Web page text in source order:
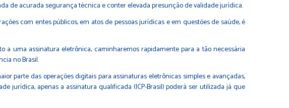
de acurada segurança técnica e conter elevada presunção de validade jurídica.
com entes públicos, em atos de pessoas jurídicas e em questões de saúde, é
uma assinatura eletrônica, caminharemos rapidamente para a tão necessária
no Brasil.
parte das operações digitais para assinaturas eletrônicas simples e avançadas,
jurídica, apenas a assinatura qualificada (ICP-Brasil) poderá ser utilizada já que